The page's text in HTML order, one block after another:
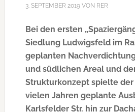
3. SEPTEMBER 2019VON RER
Bei den ersten
Siedlung Ludwigsfeld im
geplanten
und südlichen Areal und
Strukturkonzept spielte
vielen Jahren geplante
Karlsfelder Str. hin zur